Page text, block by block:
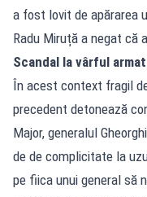
a fost lovit de apărarea
Radu Miruță a negat că
Scandal la vârful
În acest context fragil
precedent detonează
Major, generalul
de de complicitate la
pe fiica unui general să